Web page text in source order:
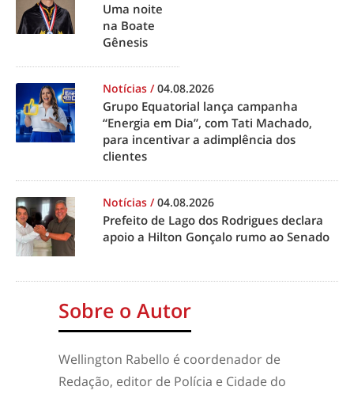
Uma noite
na Boate
Gênesis
Notícias /04.08.2026
Grupo Equatorial lança campanha
“Energia em Dia”, com Tati Machado,
para incentivar a adimplência dos
clientes
Notícias /04.08.2026
Prefeito de Lago dos Rodrigues declara
apoio a Hilton Gonçalo rumo ao Senado
Sobre o Autor
Wellington Rabello é coordenador de
Redação, editor de Polícia e Cidade do